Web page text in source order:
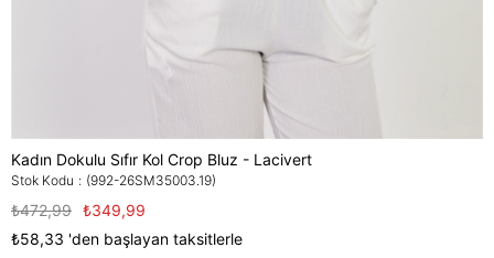
Kadın Dokulu Sıfır Kol Crop Bluz - Lacivert
Stok Kodu (992-26SM35003.19)
₺472,99 ₺349,99
₺58,33 'den başlayan taksitlerle